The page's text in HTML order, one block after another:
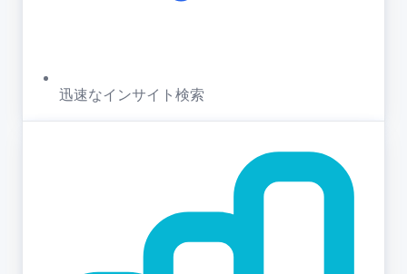
迅速なインサイト検索